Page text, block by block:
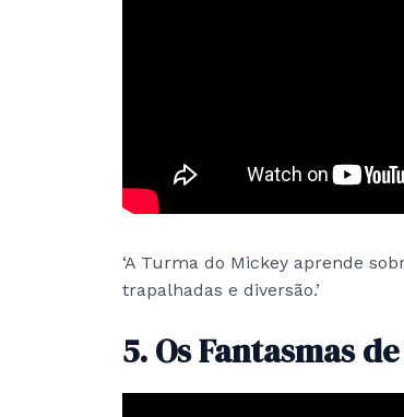
‘A Turma do Mickey aprende
trapalhadas e diversão.’
5. Os Fantasmas